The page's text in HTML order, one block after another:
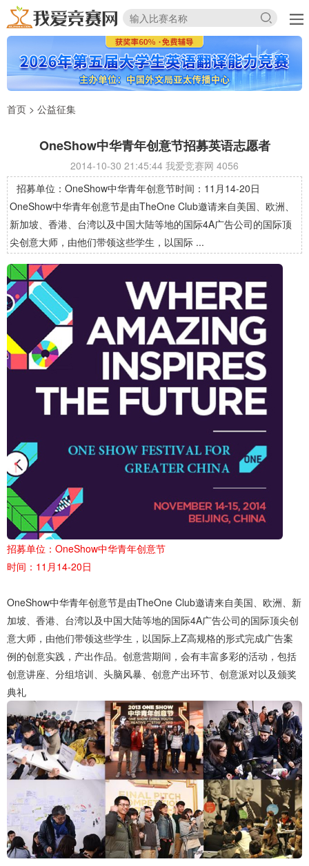
首页 > 公益征集
OneShow中华青年创意节招募英语志愿者
2014-10-30 21:45:44 我爱竞赛网 4056
招募单位：OneShow中华青年创意节时间：11月14-20日
OneShow中华青年创意节是由TheOne Club邀请来自美国、欧洲、
新加坡、香港、台湾以及中国大陆等地的国际4A广告公司的国际顶
尖创意大师，由他们带领这些学生，以国际 ...
招募单位： OneShow中华青年创意节
时间：11月14-20日
OneShow中华青年创意节是由TheOne Club邀请来自美国、欧洲、新
加坡、香港、台湾以及中国大陆等地的国际4A广告公司的国际顶尖创
意大师，由他们带领这些学生，以国际上Z高规格的形式完成广告案
例的创意实践，产出作品。创意营期间，会有丰富多彩的活动，包括
创意讲座、分组培训、头脑风暴、创意产出环节、创意派对以及颁奖
典礼